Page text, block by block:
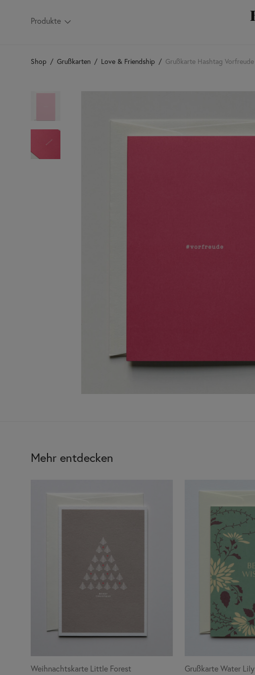
Produkte
Shop / Grußkarten / Love & Friendship / Grußkarte Hashtag Vorfreude
Mehr entdecken
Weihnachtskarte Little Forest Grußkarte Water Lily